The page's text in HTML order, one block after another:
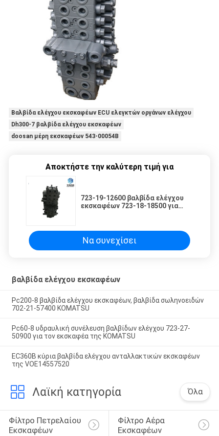
Βαλβίδα ελέγχου εκσκαφέων ECU ελεγκτών οργάνων ελέγχου
Dh300-7 βαλβίδα ελέγχου εκσκαφέων
doosan μέρη εκσκαφέων 543-00054B
Αποκτήστε την καλύτερη τιμή για
723-19-12600 βαλβίδα ελέγχου
εκσκαφέων 723-18-18500 για
Να συνεχίσει
βαλβίδα ελέγχου εκσκαφέων
Pc200-8 βαλβίδα ελέγχου εκσκαφέων, βαλβίδα σωληνοειδών
702-21-57400 KOMATSU
Pc60-8 υδραυλική συνέλευση βαλβίδων ελέγχου 723-27-
50900 για τον εκσκαφέα της KOMATSU
EC360B κύρια βαλβίδα ελέγχου ανταλλακτικών εκσκαφέων
της VOE14557520
Λαϊκή κατηγορία Όλα
Φίλτρο Πετρελαίου
Εκσκαφέων
Φίλτρο Αέρα
Εκσκαφέων